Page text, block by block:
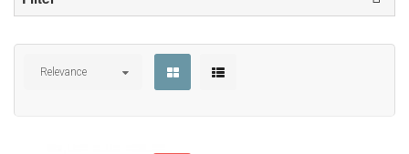
Relevance